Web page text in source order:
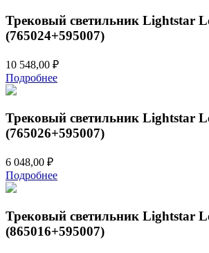
Трековый светильник Lightstar
(765024+595007)
10 548,00 ₽
Подробнее
Трековый светильник Lightstar
(765026+595007)
6 048,00 ₽
Подробнее
Трековый светильник Lightstar
(865016+595007)